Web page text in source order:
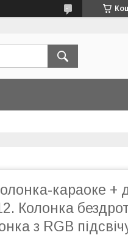
караоке +
Колонка
з RGB